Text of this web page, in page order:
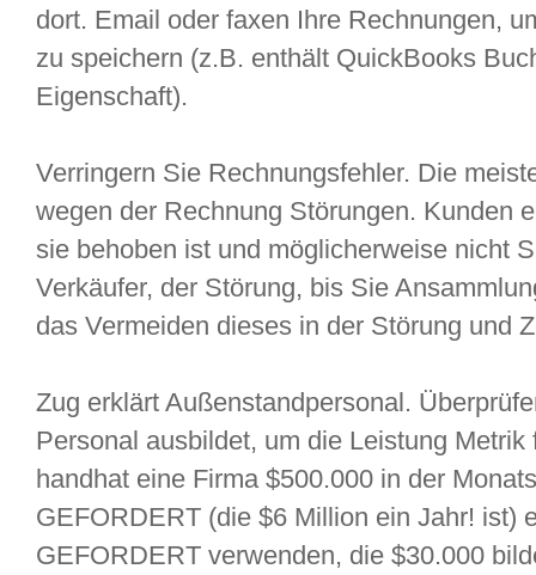
dort. Email oder faxen Ihre Rechnungen,
zu speichern (z.B. enthält QuickBooks
Eigenschaft).
Verringern Sie Rechnungsfehler. Die
wegen der Rechnung Störungen. Kunden
sie behoben ist und möglicherweise nicht
Verkäufer, der Störung, bis Sie
das Vermeiden dieses in der Störung und
Zug erklärt Außenstandpersonal.
Personal ausbildet, um die Leistung
handhat eine Firma $500.000 in der
GEFORDERT (die $6 Million ein Jahr! ist)
GEFORDERT verwenden, die $30.000